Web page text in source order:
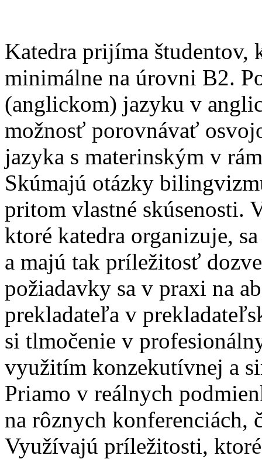
Katedra prijíma
minimálne na úrovni B2.
(anglickom) jazyku v
možnosť porovnávať
jazyka s materinským v
Skúmajú otázky
pritom vlastné skúsenosti.
ktoré katedra organizuje,
a majú tak príležitosť
požiadavky sa v praxi na
prekladateľa v
si tlmočenie v
využitím konzekutívnej a
Priamo v reálnych
na rôznych konferenciách,
Využívajú príležitosti,